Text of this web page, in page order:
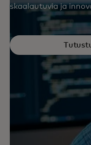
skaalautuvia ja